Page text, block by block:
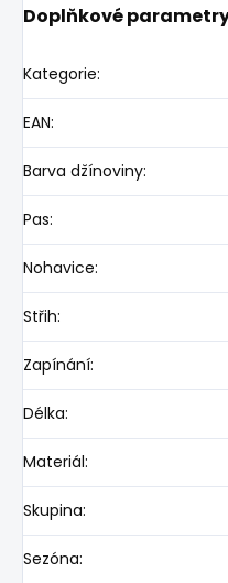
Doplňkové
Kategorie:
EAN:
Barva džínoviny:
Pas:
Nohavice:
Střih:
Zapínání:
Délka:
Materiál:
Skupina:
Sezóna: